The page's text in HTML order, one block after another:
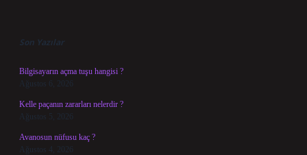
Son Yazılar
Bilgisayarın açma tuşu hangisi ?
Ağustos 6, 2026
Kelle paçanın zararları nelerdir ?
Ağustos 5, 2026
Avanosun nüfusu kaç ?
Ağustos 4, 2026